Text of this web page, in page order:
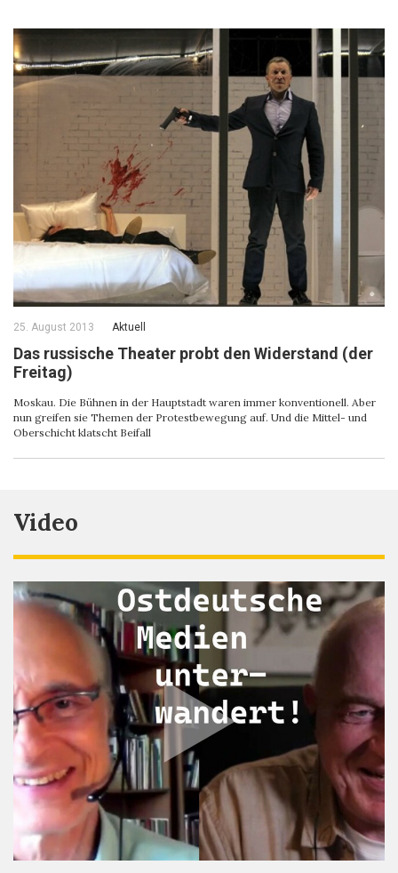
25. August 2013 Aktuell
Das russische Theater probt den Widerstand (der
Freitag)
Moskau. Die Bühnen in der Hauptstadt waren immer konventionell. Aber
nun greifen sie Themen der Protestbewegung auf. Und die Mittel- und
Oberschicht klatscht Beifall
Video